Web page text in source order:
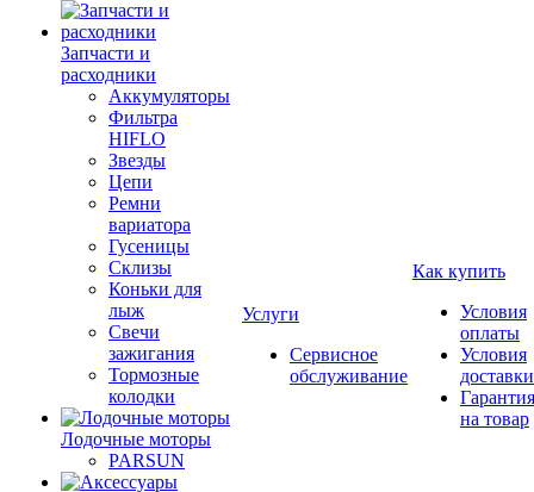
Запчасти и
расходники
Аккумуляторы
Фильтра
HIFLO
Звезды
Цепи
Ремни
вариатора
Гусеницы
Склизы
Коньки для
лыж
Свечи
зажигания
Тормозные
колодки
Лодочные моторы
PARSUN
Услуги
Сервисное
обслуживание
Как купить
Условия
оплаты
Условия
доставки
Гарантия
на товар